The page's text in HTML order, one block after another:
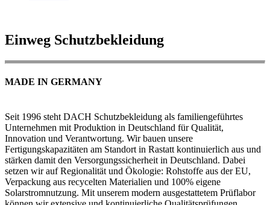
Einweg Schutzbekleidung
MADE IN GERMANY
Seit 1996 steht DACH Schutzbekleidung als familiengeführtes
Unternehmen mit Produktion in Deutschland für Qualität,
Innovation und Verantwortung. Wir bauen unsere
Fertigungskapazitäten am Standort in Rastatt kontinuierlich aus und
stärken damit den Versorgungssicherheit in Deutschland. Dabei
setzen wir auf Regionalität und Ökologie: Rohstoffe aus der EU,
Verpackung aus recycelten Materialien und 100% eigene
Solarstromnutzung. Mit unserem modern ausgestattetem Prüflabor